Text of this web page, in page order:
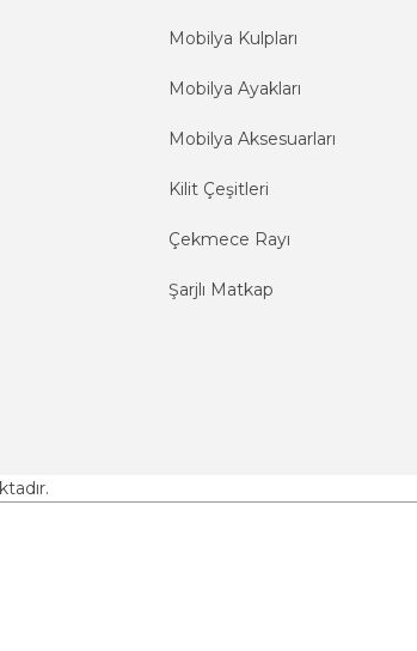
Mobilya Kulpları
Mobilya Ayakları
Mobilya Aksesuarları
Kilit Çeşitleri
Çekmece Rayı
Şarjlı Matkap